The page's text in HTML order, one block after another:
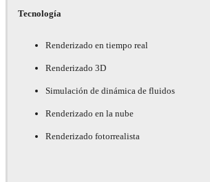
Tecnología
Renderizado en tiempo real
Renderizado 3D
Simulación de dinámica de fluidos
Renderizado en la nube
Renderizado fotorrealista